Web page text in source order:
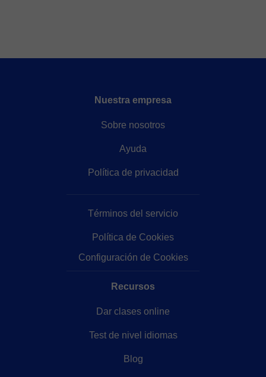
Nuestra empresa
Sobre nosotros
Ayuda
Política de privacidad
Términos del servicio
Política de Cookies
Configuración de Cookies
Recursos
Dar clases online
Test de nivel idiomas
Blog